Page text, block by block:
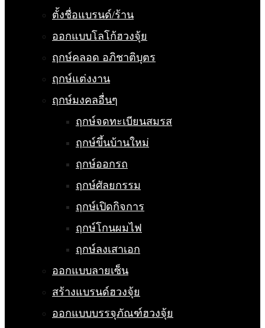
ตั้งชื่อแบรนด์/ร้าน
ออกแบบโลโก้ฮวงจุ้ย
ฤกษ์คลอด อภิชาติบุตร
ฤกษ์แต่งงาน
ฤกษ์มงคลอื่นๆ
ฤกษ์จดทะเบียนสมรส
ฤกษ์ขึ้นบ้านใหม่
ฤกษ์ออกรถ
ฤกษ์ศัลยกรรม
ฤกษ์เปิดกิจการ
ฤกษ์โกนผมไฟ
ฤกษ์ลงเสาเอก
ออกแบบลายเซ็น
สร้างแบรนด์ฮวงจุ้ย
ออกแบบบรรจุภัณฑ์ฮวงจุ้ย